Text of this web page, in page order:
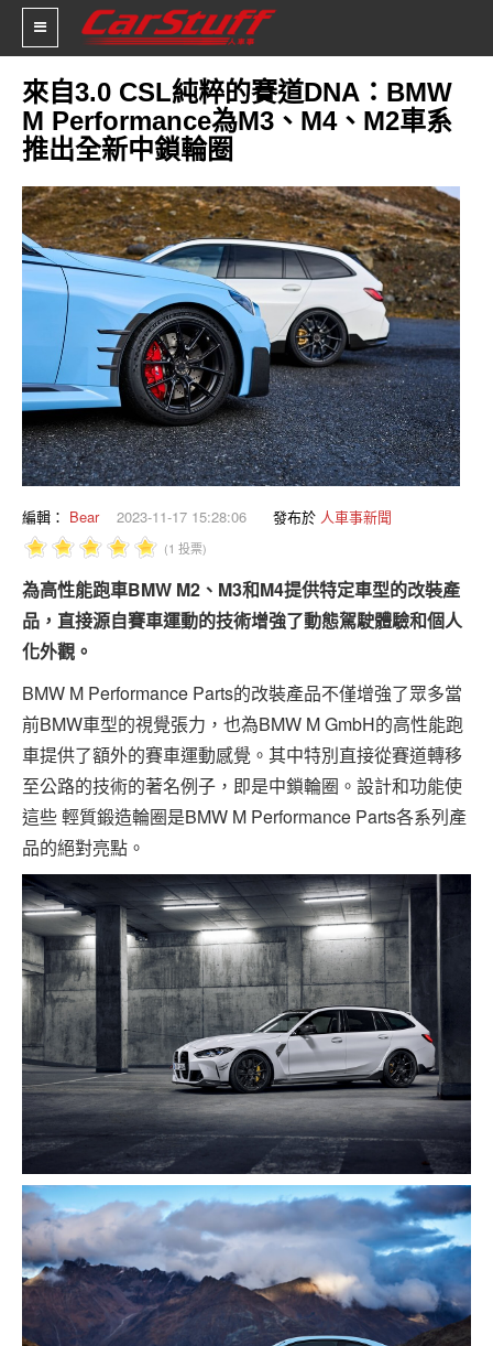
新車價格
車市新聞
賽車新聞
汽車改裝
輪胎特區
促銷訊息
人車軼事
試車報導
專題報導
車型比拼
兩輪世界
來自3.0 CSL純粹的賽道DNA：BMW
M Performance為M3、M4、M2車系
推出全新中鎖輪圈
編輯： Bear 2023-11-17 15:28:06 發布於 人車事新聞
(1 投票)
為高性能跑車BMW M2、M3和M4提供特定車型的改裝產
品，直接源自賽車運動的技術增強了動態駕駛體驗和個人
化外觀。
BMW M Performance Parts的改裝產品不僅增強了眾多當
前BMW車型的視覺張力，也為BMW M GmbH的高性能跑
車提供了額外的賽車運動感覺。其中特別直接從賽道轉移
至公路的技術的著名例子，即是中鎖輪圈。設計和功能使
這些 輕質鍛造輪圈是BMW M Performance Parts各系列產
品的絕對亮點。